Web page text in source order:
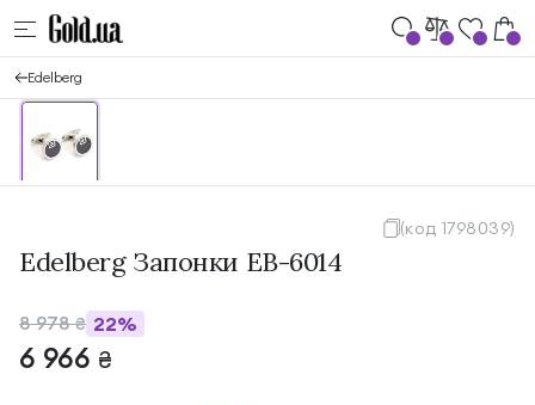
Edelberg
(код 1798039)
Edelberg Запонки EB-6014
8 978₴ 22%
6 966 ₴